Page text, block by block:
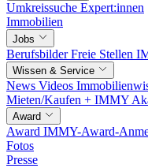
Umkreissuche Expert:innen
Immobilien
Jobs
BerufsbilderFreie Stellen
Wissen & Service
News Videos
Mieten/Kaufen + IMMY
Award
Award IMMY-Award-
Fotos
Presse